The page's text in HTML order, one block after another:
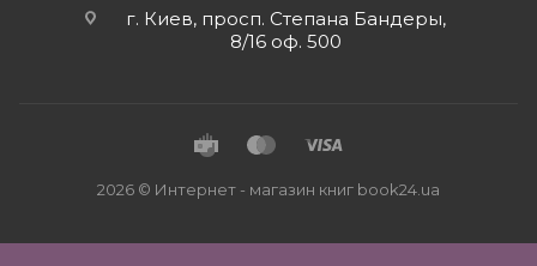
г. Киев, просп. Степана Бандеры,
8/16 оф. 500
2026 © Интернет - магазин книг book24.ua